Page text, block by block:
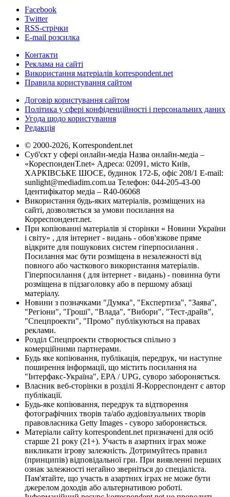
Facebook
Twitter
RSS-стрічки
E-mail розсилка
Контакти
Реклама на сайті
Використання матеріалів korrespondent.net
Правила користування сайтом
Договір користування сайтом
Політика у сфері конфіденційності і персональних даних
Угода щодо користування
Редакція
© 2000-2026, Korrespondent.net
Суб'єкт у сфері онлайн-медіа Назва онлайн-медіа –
«КореспонденТ.net» Адреса: 02091, місто Київ,
ХАРКІВСЬКЕ ШОСЕ, будинок 172-Б, офіс 208/1 E-mail:
sunlight@mediadim.com.ua Телефон: 044-205-43-00
Ідентифікатор медіа – R40-06068
Використання будь-яких матеріалів, розміщених на
сайті, дозволяється за умови посилання на
Корреспондент.net.
При копіюванні матеріалів зі сторінки « Новини України
і світу» , для інтернет - видань - обов'язкове пряме
відкрите для пошукових систем гіперпосилання .
Посилання має бути розміщена в незалежності від
повного або часткового використання матеріалів.
Гіперпосилання ( для інтернет - видань) - повинна бути
розміщена в підзаголовку або в першому абзаці
матеріалу.
Новини з позначками "Думка", "Експертиза", "Заява",
"Регіони", "Гроші", "Влада", "Вибори", "Тест-драйв",
"Спецпроекти", "Промо" публікуються на правах
реклами.
Розділ Спецпроекти створюється спільно з
комерційними партнерами.
Будь яке копіювання, публікація, передрук, чи наступне
поширення інформації, що містить посилання на
"Інтерфакс-Україна", EPA / UPG, суворо забороняється.
Власник веб-сторінки в розділі Я-Корреспондент є автор
публікації.
Будь-яке копіювання, передрук та відтворення
фотографічних творів та/або аудіовізуальних творів
правовласника Getty Images - суворо забороняється.
Матеріали сайту korrespondent.net призначені для осіб
старше 21 року (21+). Участь в азартних іграх може
викликати ігрову залежність. Дотримуйтесь правил
(принципів) відповідальної гри. При виявленні перших
ознак залежності негайно зверніться до спеціаліста.
Пам'ятайте, що участь в азартних іграх не може бути
джерелом доходів або альтернативою роботі.